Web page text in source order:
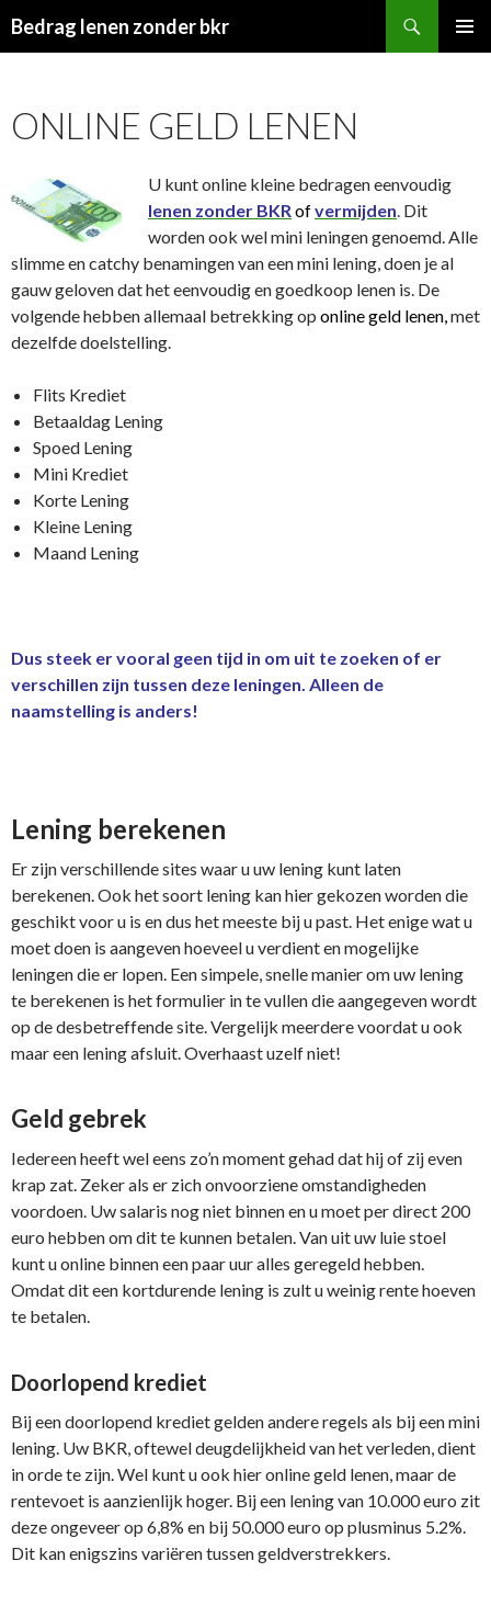
Bedrag lenen zonder bkr
ONLINE GELD LENEN
U kunt online kleine bedragen eenvoudig
lenen zonder BKRofvermijden. Dit
worden ook wel mini leningen genoemd. Alle
slimme en catchy benamingen van een mini lening, doen je al
gauw geloven dat het eenvoudig en goedkoop lenen is. De
volgende hebben allemaal betrekking op online geld lenen,met
dezelfde doelstelling.
Flits Krediet
Betaaldag Lening
Spoed Lening
Mini Krediet
Korte Lening
Kleine Lening
Maand Lening
Dus steek er vooral geen tijd in om uit te zoeken of er
verschillen zijn tussen deze leningen. Alleen de
naamstelling is anders!
Lening berekenen
Er zijn verschillende sites waar u uw lening kunt laten
berekenen. Ook het soort lening kan hier gekozen worden die
geschikt voor u is en dus het meeste bij u past. Het enige wat u
moet doen is aangeven hoeveel u verdient en mogelijke
leningen die er lopen. Een simpele, snelle manier om uw lening
te berekenen is het formulier in te vullen die aangegeven wordt
op de desbetreffende site. Vergelijk meerdere voordat u ook
maar een lening afsluit. Overhaast uzelf niet!
Geld gebrek
Iedereen heeft wel eens zo’n moment gehad dat hij of zij even
krap zat. Zeker als er zich onvoorziene omstandigheden
voordoen. Uw salaris nog niet binnen en u moet per direct 200
euro hebben om dit te kunnen betalen. Van uit uw luie stoel
kunt u online binnen een paar uur alles geregeld hebben.
Omdat dit een kortdurende lening is zult u weinig rente hoeven
te betalen.
Doorlopend krediet
Bij een doorlopend krediet gelden andere regels als bij een mini
lening. Uw BKR, oftewel deugdelijkheid van het verleden, dient
in orde te zijn. Wel kunt u ook hier online geld lenen, maar de
rentevoet is aanzienlijk hoger. Bij een lening van 10.000 euro zit
deze ongeveer op 6,8% en bij 50.000 euro op plusminus 5.2%.
Dit kan enigszins variëren tussen geldverstrekkers.